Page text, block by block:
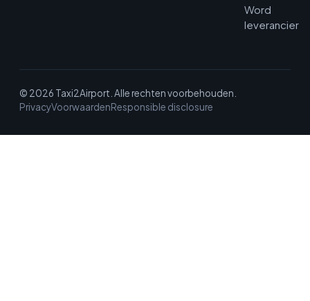
Word
leverancier
© 2026 Taxi2Airport. Alle rechten voorbehouden.
PrivacyVoorwaardenResponsible disclosure